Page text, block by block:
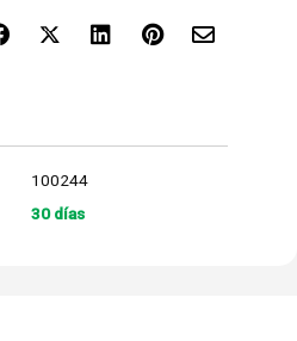
100244
30 días